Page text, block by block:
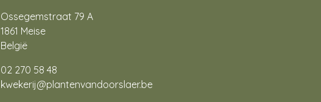
Ossegemstraat 79 A
1861 Meise
België
02 270 58 48
kwekerij@plantenvandoorslaer.be